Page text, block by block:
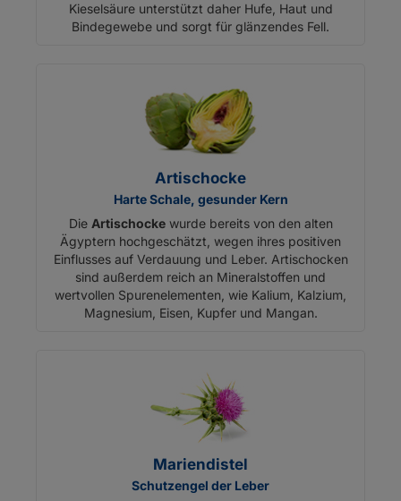
Kieselsäure unterstützt daher Hufe, Haut und
Bindegewebe und sorgt für glänzendes Fell.
Artischocke
Harte Schale, gesunder Kern
Die Artischockewurde bereits von den alten
Ägyptern hochgeschätzt, wegen ihres positiven
Einflusses auf Verdauung und Leber. Artischocken
sind außerdem reich an Mineralstoffen und
wertvollen Spurenelementen, wie Kalium, Kalzium,
Magnesium, Eisen, Kupfer und Mangan.
Mariendistel
Schutzengel der Leber